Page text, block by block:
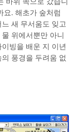
바위 쪽으로 갔습니
요. 해초가 숲처럼
새 무서움도 잊고
위에서뿐만 아니
빙을 배운 지 이년
풍경을 두려움 없